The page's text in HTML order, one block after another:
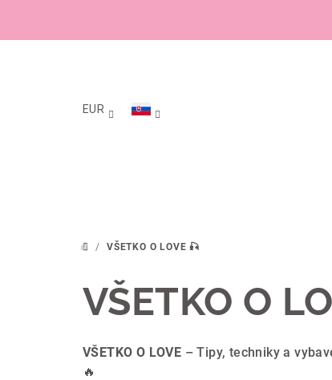
EUR
DOMOV
/ VŠETKO O LOVE 🎣
VŠETKO O
VŠETKO O LOVE – Tipy, techniky a
🔥